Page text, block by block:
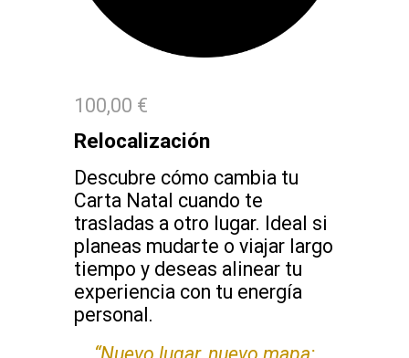
100,00 €
Relocalización
Descubre cómo cambia tu
Carta Natal cuando te
trasladas a otro lugar. Ideal si
planeas mudarte o viajar largo
tiempo y deseas alinear tu
experiencia con tu energía
personal.